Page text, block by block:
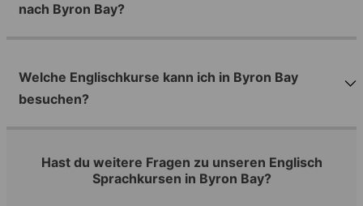
nach Byron Bay?
Welche Englischkurse kann ich in Byron Bay
besuchen?
Hast du weitere Fragen zu unseren Englisch
Sprachkursen in Byron Bay?